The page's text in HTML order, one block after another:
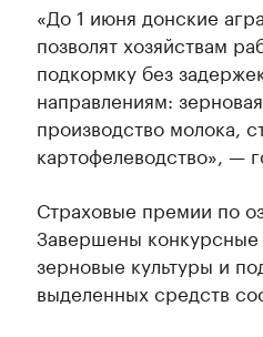
«До 1 июня донские
позволят хозяйствам
подкормку без
направлениям:
производство молока,
картофелеводство», —
Страховые премии по
Завершены
зерновые культуры и
выделенных средств